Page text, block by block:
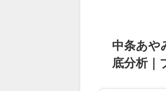
中条あや
底分析｜